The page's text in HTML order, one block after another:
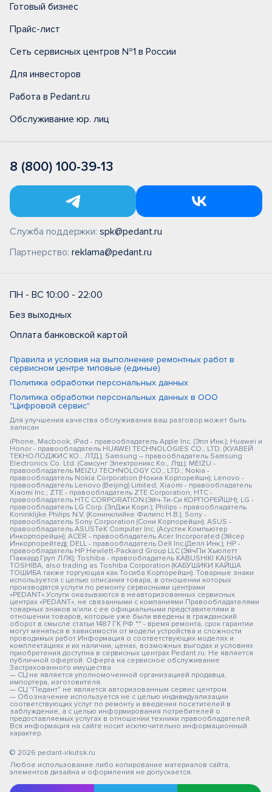
Готовый бизнес
Прайс-лист
Сеть сервисных центров №1 в России
Для инвесторов
Работа в Pedant.ru
Обслуживание юр. лиц
8 (800) 100-39-13
Служба поддержки: spk@pedant.ru
Партнерство: reklama@pedant.ru
ПН - ВС 10:00 - 22:00
Без выходных
Оплата банковской картой
Правила и условия на выполнение ремонтных работ в
сервисном центре типовые (единые)
Политика обработки персональных данных
Политика обработки персональных данных в ООО
"Цифровой сервис"
Для улучшения качества обслуживания ваш разговор может быть
записан
iPhone, Macbook, iPad - правообладатель Apple Inc. (Эпл Инк.); Huawei и
Honor - правообладатель HUAWEI TECHNOLOGIES CO., LTD. (ХУАВЕЙ
ТЕКНОЛОДЖИС КО., ЛТД.); Samsung – правообладатель Samsung
Electronics Co. Ltd. (Самсунг Электроникс Ко., Лтд.); MEIZU -
правообладатель MEIZU TECHNOLOGY CO., LTD.; Nokia -
правообладатель Nokia Corporation (Нокиа Корпорейшн); Lenovo -
правообладатель Lenovo (Beijing) Limited; Xiaomi - правообладатель
Xiaomi Inc.; ZTE - правообладатель ZTE Corporation; HTC -
правообладатель HTC CORPORATION (Эйч-Ти-Си КОРПОРЕЙШН); LG -
правообладатель LG Corp. (ЭлДжи Корп.); Philips - правообладатель
Koninklijke Philips N.V. (Конинклийке Филипс Н.В.); Sony -
правообладатель Sony Corporation (Сони Корпорейшн); ASUS -
правообладатель ASUSTeK Computer Inc. (Асустек Компьютер
Инкорпорейшн); ACER - правообладатель Acer Incorporated (Эйсер
Инкорпорейтед); DELL - правообладатель Dell Inc.(Делл Инк.); HP -
правообладатель HP Hewlett-Packard Group LLC (ЭйчПи Хьюлетт
Паккард Груп ЛЛК); Toshiba - правообладатель KABUSHIKI KAISHA
TOSHIBA, also trading as Toshiba Corporation (КАБУШИКИ КАЙША
ТОШИБА также торгующая как Тосиба Корпорейшн). Товарные знаки
используется с целью описания товара, в отношении которых
производятся услуги по ремонту сервисными центрами
«PEDANT».Услуги оказываются в неавторизованных сервисных
центрах «PEDANT», не связанными с компаниями Правообладателями
товарных знаков и/или с ее официальными представителями в
отношении товаров, которые уже были введены в гражданский
оборот в смысле статьи 1487 ГК РФ ** - время ремонта, срок гарантии
могут меняться в зависимости от модели устройства и сложности
проводимых работ Информация о соответствующих моделях и
комплектациях и их наличии, ценах, возможных выгодах и условиях
приобретения доступна в сервисных центрах Pedant.ru. Не является
публичной офертой. Оферта на сервисное обслуживание
Застрахованного имущества
— СЦ не является уполномоченной организацией продавца,
импортера, изготовителя.
— СЦ "Педант" не является авторизованным сервис центром.
— Обозначение используется не с целью индивидуализации
соответствующих услуг по ремонту и введения посетителей в
заблуждение, а с целью информирования потребителей о
предоставляемых услугах в отношении техники правообладателей.
Вся информация на сайте носит исключительно информационный
характер.
© 2026 pedant-irkutsk.ru
Любое использование либо копирование материалов сайта,
элементов дизайна и оформления не допускается.